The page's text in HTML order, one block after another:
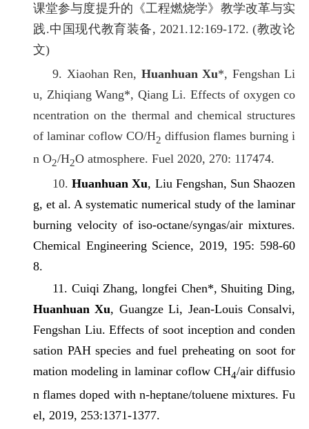
课堂参与度提升的《工程燃烧学》教学改革与实
践.中国现代教育装备, 2021.12:169-172. (教改论
文)
9. Xiaohan Ren, Huanhuan Xu*, Fengshan Li
u, Zhiqiang Wang*, Qiang Li. Effects of oxygen co
ncentration on the thermal and chemical structures
of laminar coflow CO/H2 diffusion flames burning i
n O2/H2O atmosphere. Fuel 2020, 270: 117474.
10.Huanhuan Xu, Liu Fengshan, Sun Shaozen
g, et al. A systematic numerical study of the laminar
burning velocity of iso-octane/syngas/air mixtures.
Chemical Engineering Science, 2019, 195: 598-60
8.
11. Cuiqi Zhang, longfei Chen*, Shuiting Ding,
Huanhuan Xu, Guangze Li, Jean-Louis Consalvi,
Fengshan Liu. Effects of soot inception and conden
sation PAH species and fuel preheating on soot for
mation modeling in laminar coflow CH4/air diffusio
n flames doped with n-heptane/toluene mixtures. Fu
el, 2019, 253:1371-1377.